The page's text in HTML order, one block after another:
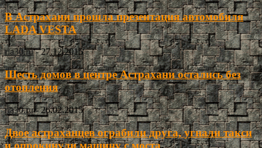
В Астрахани прошла презентация автомобиля
LADA VESTA
ria30.ru - 27.12.2015
Шесть домов в центре Астрахани остались без
отопления
ria30.ru - 26.02.2015
Двое астраханцев ограбили друга, угнали такси
и опрокинули машину с моста